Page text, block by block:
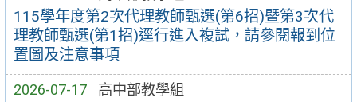
115學年度第2次代理教師甄選(第6招)暨第3次代
理教師甄選(第1招)逕行進入複試，請參閱報到位
置圖及注意事項
2026-07-17 高中部教學組